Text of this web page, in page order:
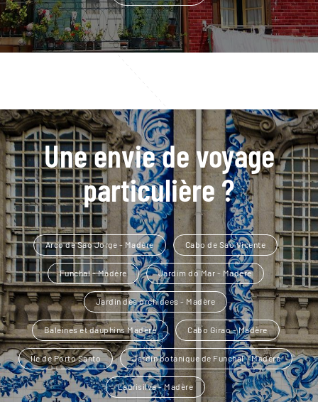
Une envie de voyage
particulière ?
Arco de Sao Jorge - Madère Cabo de Sao Vicente
Funchal - Madère Jardim do Mar - Madère
Jardin des orchidees - Madère
Baleines et dauphins Madère Cabo Girao - Madère
Île de Porto Santo Jardin botanique de Funchal - Madère
Laurisilva - Madère